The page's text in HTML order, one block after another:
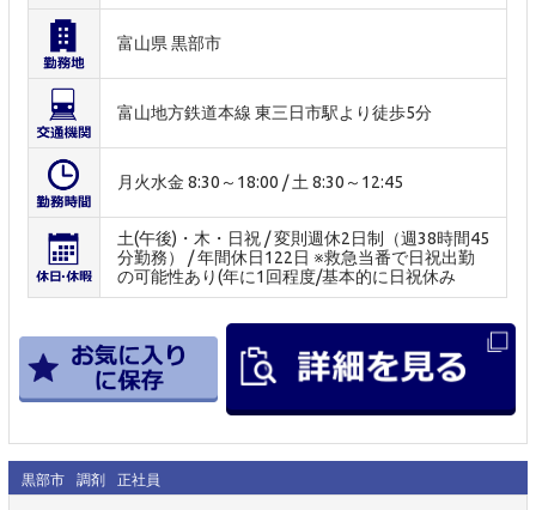
富山県 黒部市
富山地方鉄道本線 東三日市駅より徒歩5分
月火水金 8:30～18:00 / 土 8:30～12:45
土(午後)・木・日祝 / 変則週休2日制（週38時間45
分勤務） / 年間休日122日 ※救急当番で日祝出勤
の可能性あり(年に1回程度/基本的に日祝休み
黒部市 調剤 正社員